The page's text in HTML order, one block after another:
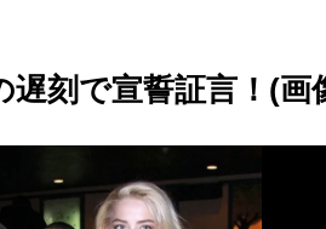
刻で宣誓証言！(画